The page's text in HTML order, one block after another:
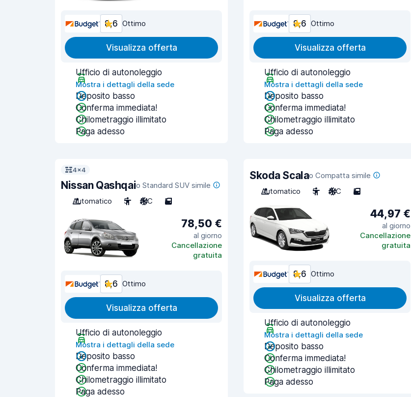
8,6 Ottimo
Visualizza offerta
Ufficio di autonoleggio
Mostra i dettagli della sede
Deposito basso
Conferma immediata!
Chilometraggio illimitato
Paga adesso
8,6 Ottimo
Visualizza offerta
Ufficio di autonoleggio
Mostra i dettagli della sede
Deposito basso
Conferma immediata!
Chilometraggio illimitato
Paga adesso
4x4
Nissan Qashqaio Standard SUV simile
Automatico
5 A/C 5
78,50 €
al giorno
Cancellazione
gratuita
8,6 Ottimo
Visualizza offerta
Ufficio di autonoleggio
Mostra i dettagli della sede
Deposito basso
Conferma immediata!
Chilometraggio illimitato
Paga adesso
Skoda Scalao Compatta simile
Automatico
5 A/C 5
44,97 €
al giorno
Cancellazione
gratuita
8,6 Ottimo
Visualizza offerta
Ufficio di autonoleggio
Mostra i dettagli della sede
Deposito basso
Conferma immediata!
Chilometraggio illimitato
Paga adesso